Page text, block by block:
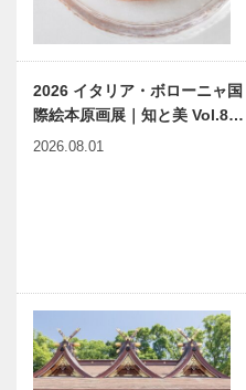
2026 イタリア・ボローニャ国
際絵本原画展｜知と美 Vol.8…
2026.08.01